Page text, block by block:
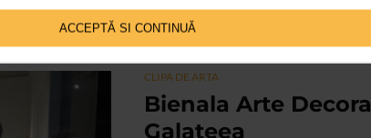
ACCEPTĂ SI CONTINUĂ
CLIPA DE ARTA
Bienala Arte
Galateea